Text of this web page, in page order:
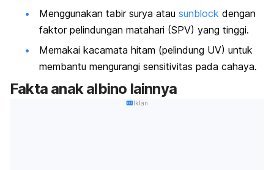
Menggunakan tabir surya atau sunblock dengan
faktor pelindungan matahari (SPV) yang tinggi.
Memakai kacamata hitam (pelindung UV) untuk
membantu mengurangi sensitivitas pada cahaya.
Fakta anak albino lainnya
Iklan